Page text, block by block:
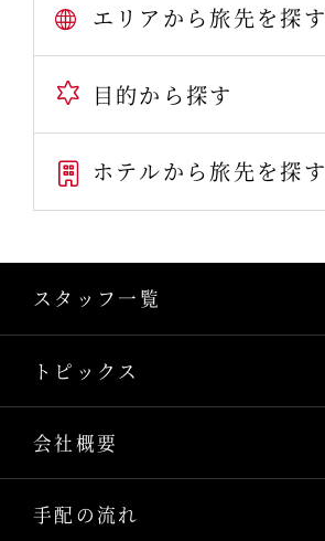
エリアから旅先を探す
目的から探す
ホテルから旅先を探す
スタッフ一覧
トピックス
会社概要
手配の流れ